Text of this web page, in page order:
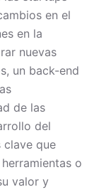
en el
en la
nuevas
un back-end
de las
del
clave que
o
valor y